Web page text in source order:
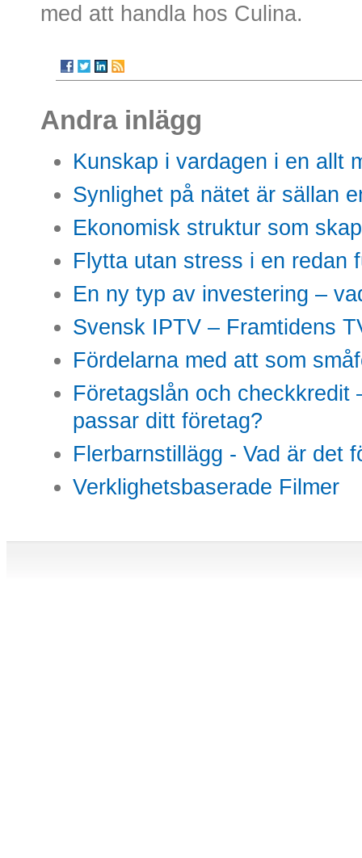
med att handla hos Culina.
Andra inlägg
Kunskap i vardagen i en allt
Synlighet på nätet är sällan
Ekonomisk struktur som
Flytta utan stress i en redan
En ny typ av investering –
Svensk IPTV – Framtidens
Fördelarna med att som
Företagslån och checkkredit
passar ditt företag?
Flerbarnstillägg - Vad är det
Verklighetsbaserade Filmer